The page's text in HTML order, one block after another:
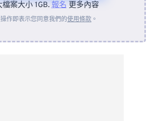
來自裝置
檔案大小 1GB.報名更多內容
作即表示您同意我們的使用條款 。